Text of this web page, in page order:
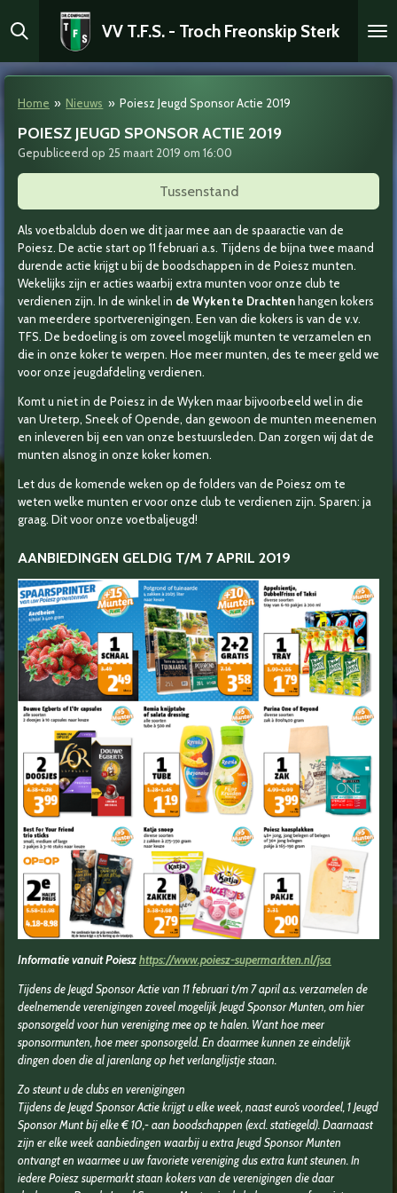
direct
de
VV T.F.S. - Troch Freonskip Sterk
Home » Nieuws » Poiesz Jeugd Sponsor Actie 2019
POIESZ JEUGD SPONSOR ACTIE 2019
Gepubliceerd op 25 maart 2019 om 16:00
Tussenstand
Als voetbalclub doen we dit jaar mee aan de spaaractie van de
Poiesz. De actie start op 11 februari a.s. Tijdens de bijna twee maand
durende actie krijgt u bij de boodschappen in de Poiesz munten.
Wekelijks zijn er acties waarbij extra munten voor onze club te
verdienen zijn. In de winkel in de Wyken te Drachten hangen kokers
van meerdere sportverenigingen. Een van die kokers is van de v.v.
TFS. De bedoeling is om zoveel mogelijk munten te verzamelen en
die in onze koker te werpen. Hoe meer munten, des te meer geld we
voor onze jeugdafdeling verdienen.
Komt u niet in de Poiesz in de Wyken maar bijvoorbeeld wel in die
van Ureterp, Sneek of Opende, dan gewoon de munten meenemen
en inleveren bij een van onze bestuursleden. Dan zorgen wij dat de
munten alsnog in onze koker komen.
Let dus de komende weken op de folders van de Poiesz om te
weten welke munten er voor onze club te verdienen zijn. Sparen: ja
graag. Dit voor onze voetbaljeugd!
AANBIEDINGEN GELDIG T/M 7 APRIL 2019
Informatie vanuit Poieszhttps://www.poiesz-supermarkten.nl/jsa
Tijdens de Jeugd Sponsor Actie van 11 februari t/m 7 april a.s. verzamelen de
deelnemende verenigingen zoveel mogelijk Jeugd Sponsor Munten, om hier
sponsorgeld voor hun vereniging mee op te halen. Want hoe meer
sponsormunten, hoe meer sponsorgeld. En daarmee kunnen ze eindelijk
dingen doen die al jarenlang op het verlanglijstje staan.
Zo steunt u de clubs en verenigingen
Tijdens de Jeugd Sponsor Actie krijgt u elke week, naast euro’s voordeel, 1 Jeugd
Sponsor Munt bij elke € 10,- aan boodschappen (excl. statiegeld). Daarnaast
zijn er elke week aanbiedingen waarbij u extra Jeugd Sponsor Munten
ontvangt en waarmee u uw favoriete vereniging dus extra kunt steunen. In
iedere Poiesz supermarkt staan kokers van de verenigingen die daar